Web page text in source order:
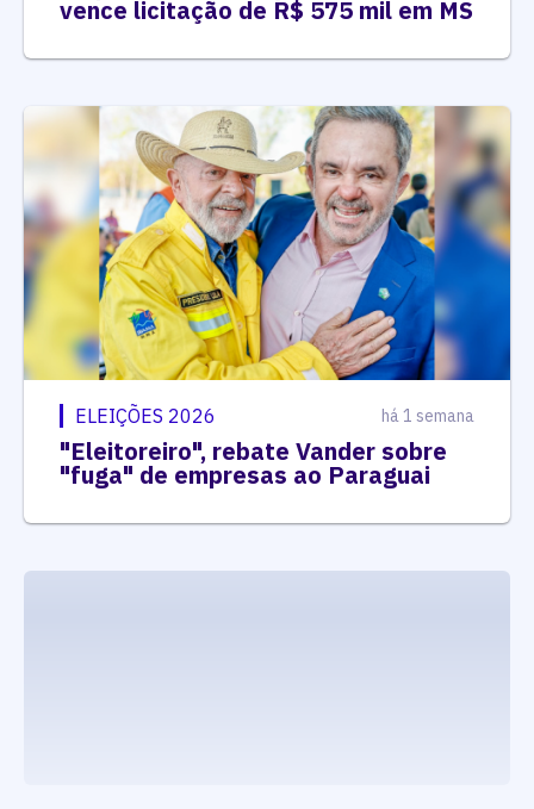
vence licitação de R$ 575 mil em MS
ELEIÇÕES 2026 há 1 semana
"Eleitoreiro", rebate Vander sobre
"fuga" de empresas ao Paraguai